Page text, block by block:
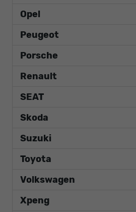
Opel
Peugeot
Porsche
Renault
SEAT
Skoda
Suzuki
Toyota
Volkswagen
Xpeng